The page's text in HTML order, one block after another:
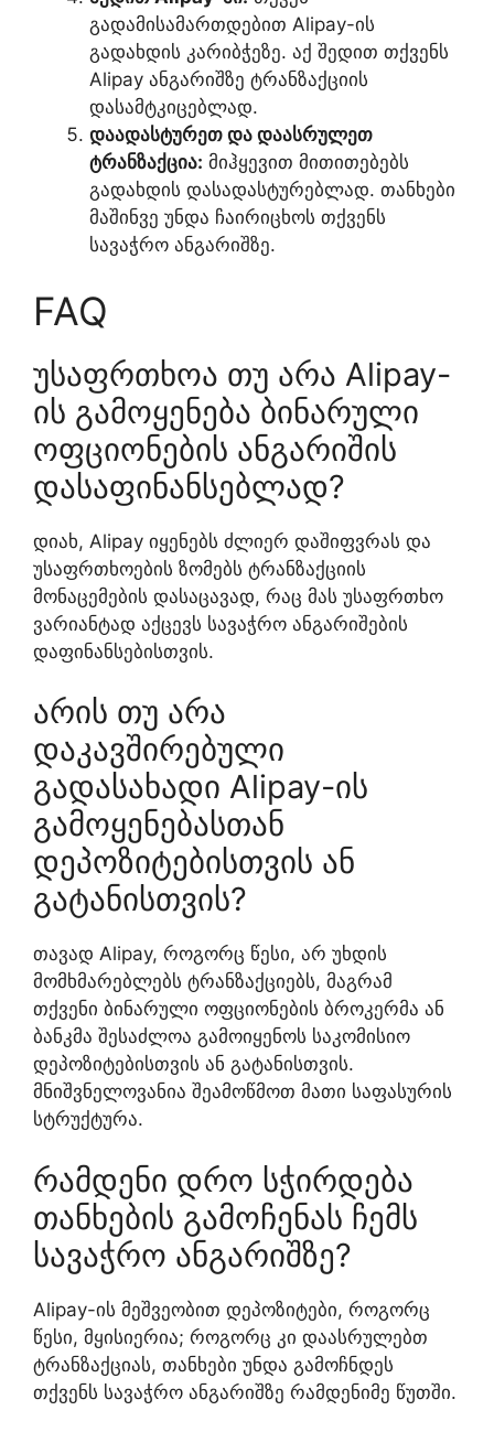
გადამისამართდებით Alipay-ის
გადახდის კარიბჭეზე. აქ შედით თქვენს
Alipay ანგარიშზე ტრანზაქციის
დასამტკიცებლად.
დაადასტურეთ და დაასრულეთ
ტრანზაქცია: მიჰყევით მითითებებს
გადახდის დასადასტურებლად. თანხები
მაშინვე უნდა ჩაირიცხოს თქვენს
სავაჭრო ანგარიშზე.
FAQ
უსაფრთხოა თუ არა Alipay-
ის გამოყენება ბინარული
ოფციონების ანგარიშის
დასაფინანსებლად?
დიახ, Alipay იყენებს ძლიერ დაშიფვრას და
უსაფრთხოების ზომებს ტრანზაქციის
მონაცემების დასაცავად, რაც მას უსაფრთხო
ვარიანტად აქცევს სავაჭრო ანგარიშების
დაფინანსებისთვის.
არის თუ არა
დაკავშირებული
გადასახადი Alipay-ის
გამოყენებასთან
დეპოზიტებისთვის ან
გატანისთვის?
თავად Alipay, როგორც წესი, არ უხდის
მომხმარებლებს ტრანზაქციებს, მაგრამ
თქვენი ბინარული ოფციონების ბროკერმა ან
ბანკმა შესაძლოა გამოიყენოს საკომისიო
დეპოზიტებისთვის ან გატანისთვის.
მნიშვნელოვანია შეამოწმოთ მათი საფასურის
სტრუქტურა.
რამდენი დრო სჭირდება
თანხების გამოჩენას ჩემს
სავაჭრო ანგარიშზე?
Alipay-ის მეშვეობით დეპოზიტები, როგორც
წესი, მყისიერია; როგორც კი დაასრულებთ
ტრანზაქციას, თანხები უნდა გამოჩნდეს
თქვენს სავაჭრო ანგარიშზე რამდენიმე წუთში.